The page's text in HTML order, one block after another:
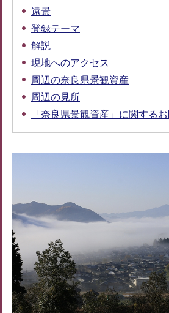
遠景
登録テーマ
解説
現地へのアクセス
周辺の奈良県景観資産
周辺の見所
「奈良県景観資産」に関する